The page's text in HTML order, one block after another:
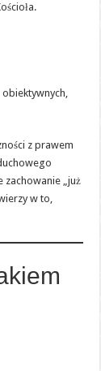
obiektywnych,
z prawem
zachowanie „już
w to,